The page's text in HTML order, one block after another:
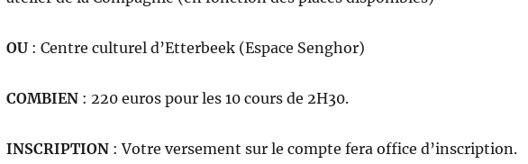
OU: Centre culturel d’Etterbeek (Espace Senghor)
COMBIEN: 220 euros pour les 10 cours de 2H30.
INSCRIPTION: Votre versement sur le compte fera office d’inscription.